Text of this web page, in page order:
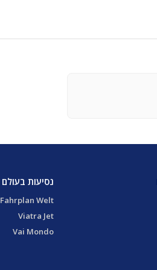
נסיעות בעולם
Fahrplan Welt
Viatra Jet
Vai Mondo